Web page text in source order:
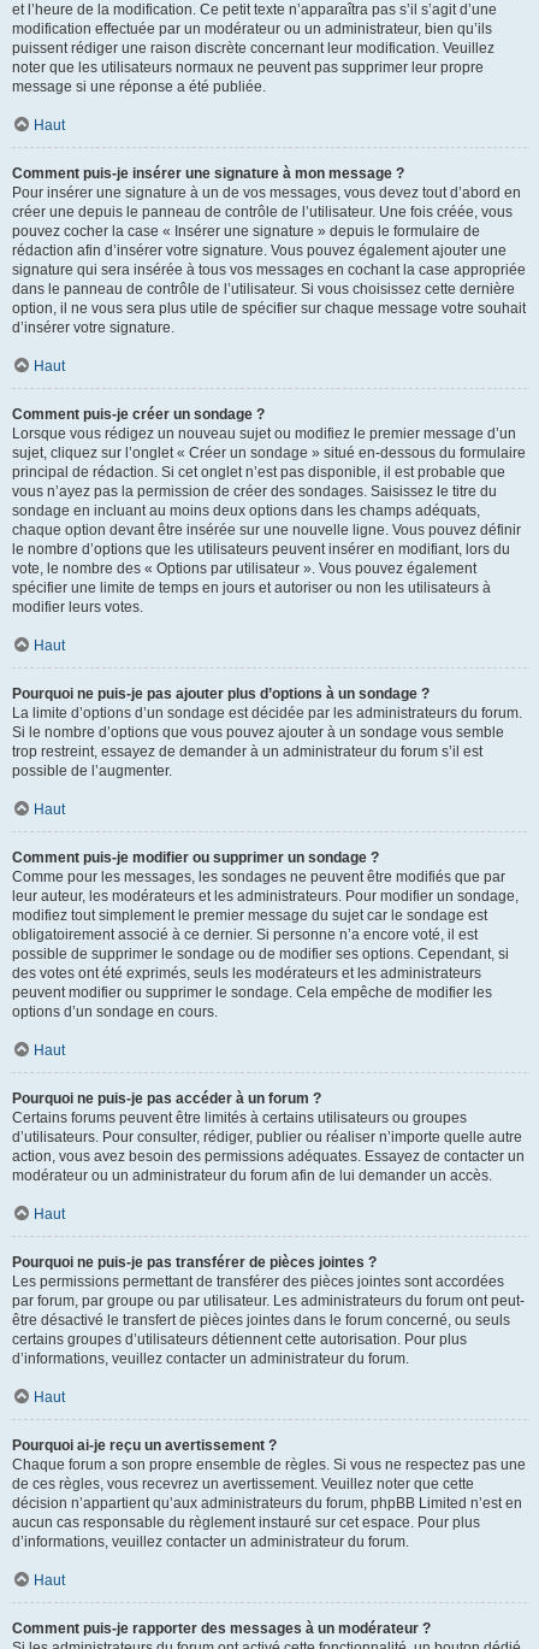
et l’heure de la modification. Ce petit texte n’apparaîtra pas s’il s’agit d’une
modification effectuée par un modérateur ou un administrateur, bien qu’ils
puissent rédiger une raison discrète concernant leur modification. Veuillez
noter que les utilisateurs normaux ne peuvent pas supprimer leur propre
message si une réponse a été publiée.
Haut
Comment puis-je insérer une signature à mon message ?
Pour insérer une signature à un de vos messages, vous devez tout d’abord en
créer une depuis le panneau de contrôle de l’utilisateur. Une fois créée, vous
pouvez cocher la case « Insérer une signature » depuis le formulaire de
rédaction afin d’insérer votre signature. Vous pouvez également ajouter une
signature qui sera insérée à tous vos messages en cochant la case appropriée
dans le panneau de contrôle de l’utilisateur. Si vous choisissez cette dernière
option, il ne vous sera plus utile de spécifier sur chaque message votre souhait
d’insérer votre signature.
Haut
Comment puis-je créer un sondage ?
Lorsque vous rédigez un nouveau sujet ou modifiez le premier message d’un
sujet, cliquez sur l’onglet « Créer un sondage » situé en-dessous du formulaire
principal de rédaction. Si cet onglet n’est pas disponible, il est probable que
vous n’ayez pas la permission de créer des sondages. Saisissez le titre du
sondage en incluant au moins deux options dans les champs adéquats,
chaque option devant être insérée sur une nouvelle ligne. Vous pouvez définir
le nombre d’options que les utilisateurs peuvent insérer en modifiant, lors du
vote, le nombre des « Options par utilisateur ». Vous pouvez également
spécifier une limite de temps en jours et autoriser ou non les utilisateurs à
modifier leurs votes.
Haut
Pourquoi ne puis-je pas ajouter plus d’options à un sondage ?
La limite d’options d’un sondage est décidée par les administrateurs du forum.
Si le nombre d’options que vous pouvez ajouter à un sondage vous semble
trop restreint, essayez de demander à un administrateur du forum s’il est
possible de l’augmenter.
Haut
Comment puis-je modifier ou supprimer un sondage ?
Comme pour les messages, les sondages ne peuvent être modifiés que par
leur auteur, les modérateurs et les administrateurs. Pour modifier un sondage,
modifiez tout simplement le premier message du sujet car le sondage est
obligatoirement associé à ce dernier. Si personne n’a encore voté, il est
possible de supprimer le sondage ou de modifier ses options. Cependant, si
des votes ont été exprimés, seuls les modérateurs et les administrateurs
peuvent modifier ou supprimer le sondage. Cela empêche de modifier les
options d’un sondage en cours.
Haut
Pourquoi ne puis-je pas accéder à un forum ?
Certains forums peuvent être limités à certains utilisateurs ou groupes
d’utilisateurs. Pour consulter, rédiger, publier ou réaliser n’importe quelle autre
action, vous avez besoin des permissions adéquates. Essayez de contacter un
modérateur ou un administrateur du forum afin de lui demander un accès.
Haut
Pourquoi ne puis-je pas transférer de pièces jointes ?
Les permissions permettant de transférer des pièces jointes sont accordées
par forum, par groupe ou par utilisateur. Les administrateurs du forum ont peut-
être désactivé le transfert de pièces jointes dans le forum concerné, ou seuls
certains groupes d’utilisateurs détiennent cette autorisation. Pour plus
d’informations, veuillez contacter un administrateur du forum.
Haut
Pourquoi ai-je reçu un avertissement ?
Chaque forum a son propre ensemble de règles. Si vous ne respectez pas une
de ces règles, vous recevrez un avertissement. Veuillez noter que cette
décision n’appartient qu’aux administrateurs du forum, phpBB Limited n’est en
aucun cas responsable du règlement instauré sur cet espace. Pour plus
d’informations, veuillez contacter un administrateur du forum.
Haut
Comment puis-je rapporter des messages à un modérateur ?